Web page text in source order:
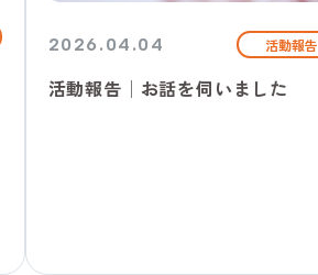
2026.04.04 活動報告
活動報告│お話を伺いました